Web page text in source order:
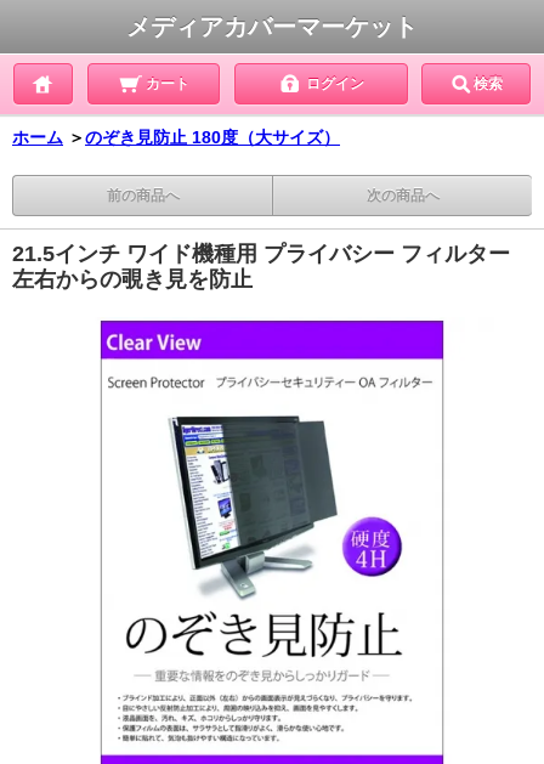
メディアカバーマーケット
カート ログイン 検索
ホーム ＞のぞき見防止 180度（大サイズ）
前の商品へ 次の商品へ
21.5インチ ワイド機種用 プライバシー フィルター
左右からの覗き見を防止